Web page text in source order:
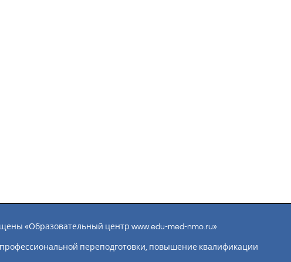
«Образовательный центр www.edu-med-nmo.ru»
переподготовки, повышение квалификации